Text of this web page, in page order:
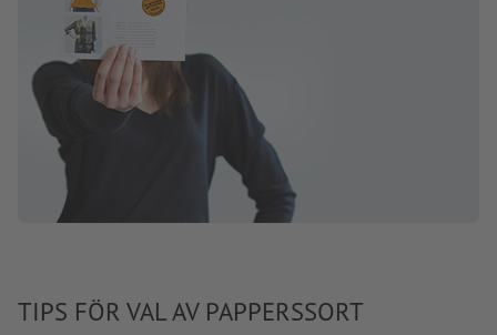
TIPS FÖR VAL AV PAPPERSSORT